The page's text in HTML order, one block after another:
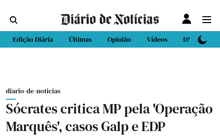
Edição Diária Últimas Opinião Vídeos DN Sport
diario-de-noticias
Sócrates critica MP pela 'Operação
Marquês', casos Galp e EDP